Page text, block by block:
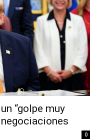
“golpe muy
0